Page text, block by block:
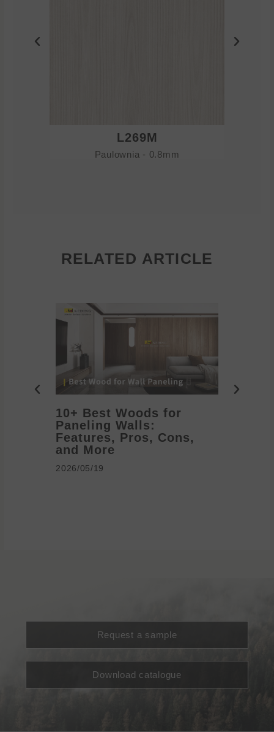
L269M
Paulownia - 0.8mm
RELATED ARTICLE
10+ Best Woods for
Paneling Walls:
Features, Pros, Cons,
and More
2026/05/19
Request a sample
Download catalogue